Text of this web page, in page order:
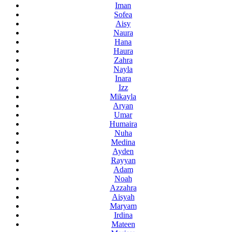
Iman
Sofea
Aisy
Naura
Hana
Haura
Zahra
Nayla
Inara
Izz
Mikayla
Aryan
Umar
Humaira
Nuha
Medina
Ayden
Rayyan
Adam
Noah
Azzahra
Aisyah
Maryam
Irdina
Mateen